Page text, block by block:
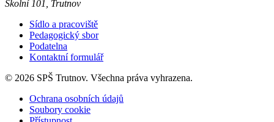
Školní 101, Trutnov
Sídlo a pracoviště
Pedagogický sbor
Podatelna
Kontaktní formulář
© 2026 SPŠ Trutnov. Všechna práva vyhrazena.
Ochrana osobních údajů
Soubory cookie